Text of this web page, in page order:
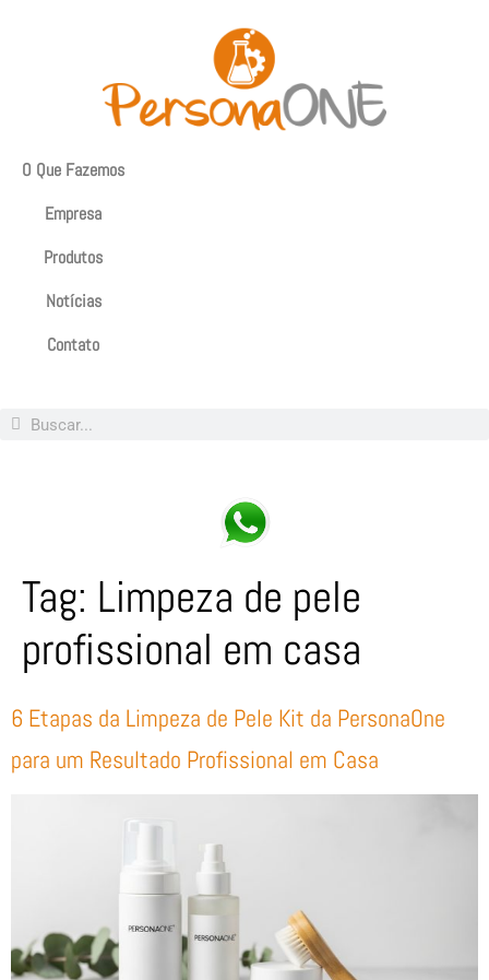
O Que Fazemos
Empresa
Produtos
Notícias
Contato
Tag: Limpeza de pele
profissional em casa
6 Etapas da Limpeza de Pele Kit da PersonaOne
para um Resultado Profissional em Casa